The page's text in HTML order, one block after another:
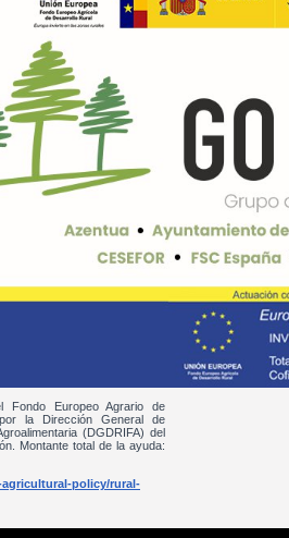
Europeo Agrario de
la Dirección General de
(DGDRIFA) del
Montante total de la ayuda:
policy/rural-